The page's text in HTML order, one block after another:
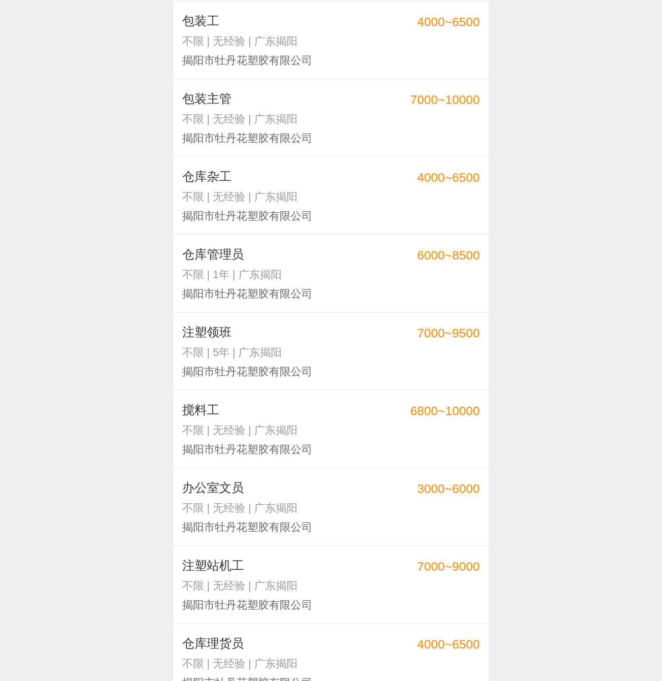
包装工
不限 | 无经验 | 广东揭阳
揭阳市牡丹花塑胶有限公司
4000~6500
包装主管
不限 | 无经验 | 广东揭阳
揭阳市牡丹花塑胶有限公司
7000~10000
仓库杂工
不限 | 无经验 | 广东揭阳
揭阳市牡丹花塑胶有限公司
4000~6500
仓库管理员
不限 | 1年 | 广东揭阳
揭阳市牡丹花塑胶有限公司
6000~8500
注塑领班
不限 | 5年 | 广东揭阳
揭阳市牡丹花塑胶有限公司
7000~9500
搅料工
不限 | 无经验 | 广东揭阳
揭阳市牡丹花塑胶有限公司
6800~10000
办公室文员
不限 | 无经验 | 广东揭阳
揭阳市牡丹花塑胶有限公司
3000~6000
注塑站机工
不限 | 无经验 | 广东揭阳
揭阳市牡丹花塑胶有限公司
7000~9000
仓库理货员
不限 | 无经验 | 广东揭阳
4000~6500